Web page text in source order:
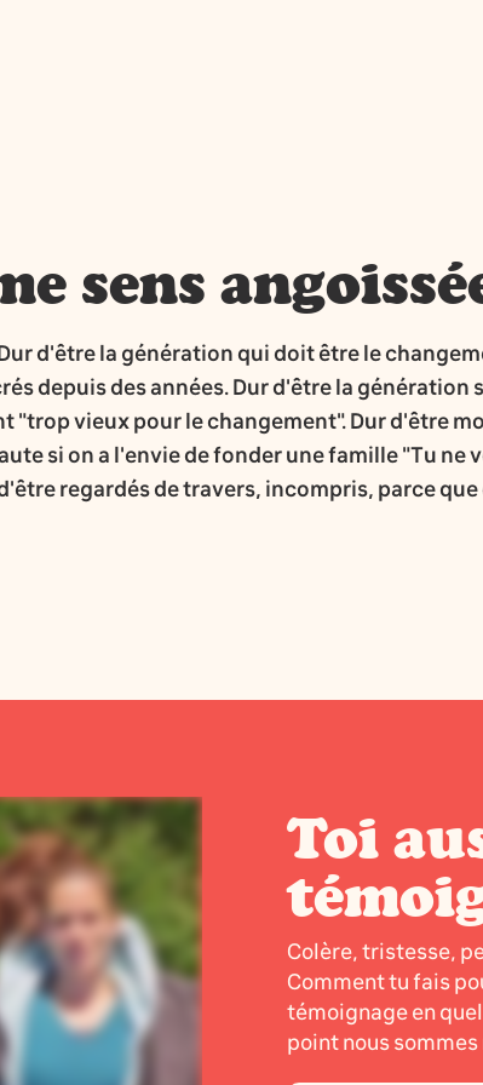
sens
d'être la génération qui doit être le
depuis des années. Dur d'être la
"trop vieux pour le changement". Dur d'être
si on a l'envie de fonder une famille "Tu ne
regardés de travers, incompris, parce
Toi
Colère, tristesse,
Comment tu fais
témoignage en
point nous sommes